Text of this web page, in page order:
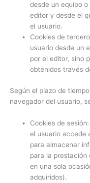
desde un equipo
editor y desde el
el usuario.
Cookies de
usuario desde un
por el editor, sino
obtenidos través
Según el plazo de
navegador del usuario,
Cookies de
el usuario accede
para almacenar
para la prestación
en una sola
adquiridos).